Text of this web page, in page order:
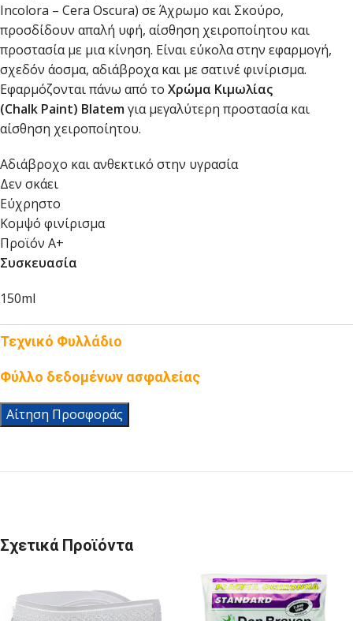
Incolora – Cera Oscura) σε Άχρωμο και Σκούρο,
προσδίδουν απαλή υφή, αίσθηση χειροποίητου και
προστασία με μια κίνηση. Είναι εύκολα στην εφαρμογή,
σχεδόν άοσμα, αδιάβροχα και με σατινέ φινίρισμα.
Εφαρμόζονται πάνω από το Χρώμα Κιμωλίας
(Chalk Paint) Blatemγια μεγαλύτερη προστασία και
αίσθηση χειροποίητου.
Αδιάβροχο και ανθεκτικό στην υγρασία
Δεν σκάει
Εύχρηστο
Κομψό φινίρισμα
Προϊόν Α+
Συσκευασία
150ml
Τεχνικό Φυλλάδιο
Φύλλο δεδομένων ασφαλείας
Αίτηση Προσφοράς
Σχετικά Προϊόντα